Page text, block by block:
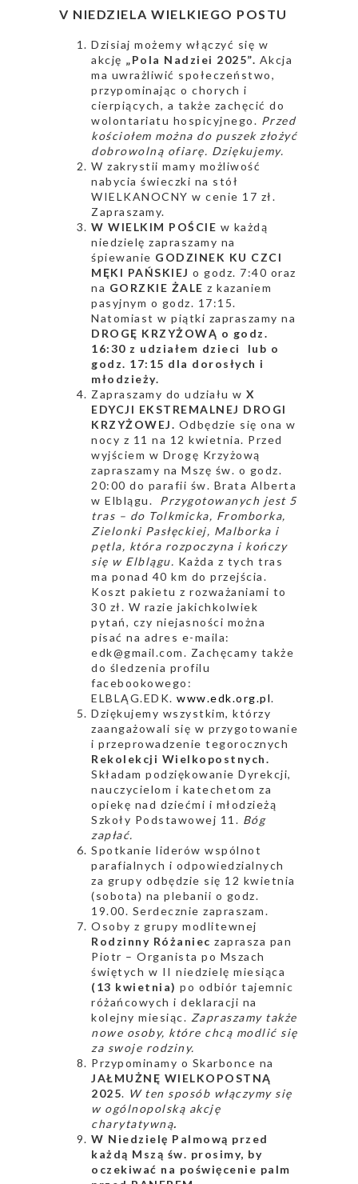
V NIEDZIELA WIELKIEGO POSTU
Dzisiaj możemy włączyć się w
akcję „Pola Nadziei 2025”. Akcja
ma uwrażliwić społeczeństwo,
przypominając o chorych i
cierpiących, a także zachęcić do
wolontariatu hospicyjnego. Przed
kościołem można do puszek złożyć
dobrowolną ofiarę. Dziękujemy.
W zakrystii mamy możliwość
nabycia świeczki na stół
WIELKANOCNY w cenie 17 zł.
Zapraszamy.
W WIELKIM POŚCIE w każdą
niedzielę zapraszamy na
śpiewanie GODZINEK KU CZCI
MĘKI PAŃSKIEJ o godz. 7:40 oraz
na GORZKIE ŻALE z kazaniem
pasyjnym o godz. 17:15.
Natomiast w piątki zapraszamy na
DROGĘ KRZYŻOWĄ o godz.
16:30 z udziałem dzieci lub o
godz. 17:15 dla dorosłych i
młodzieży.
Zapraszamy do udziału w X
EDYCJI EKSTREMALNEJ DROGI
KRZYŻOWEJ. Odbędzie się ona w
nocy z 11 na 12 kwietnia. Przed
wyjściem w Drogę Krzyżową
zapraszamy na Mszę św. o godz.
20:00 do parafii św. Brata Alberta
w Elblągu. Przygotowanych jest 5
tras – do Tolkmicka, Fromborka,
Zielonki Pasłęckiej, Malborka i
pętla, która rozpoczyna i kończy
się w Elblągu. Każda z tych tras
ma ponad 40 km do przejścia.
Koszt pakietu z rozważaniami to
30 zł. W razie jakichkolwiek
pytań, czy niejasności można
pisać na adres e-maila:
edk@gmail.com. Zachęcamy także
do śledzenia profilu
facebookowego:
ELBLĄG.EDK. www.edk.org.pl.
Dziękujemy wszystkim, którzy
zaangażowali się w przygotowanie
i przeprowadzenie tegorocznych
Rekolekcji Wielkopostnych.
Składam podziękowanie Dyrekcji,
nauczycielom i katechetom za
opiekę nad dziećmi i młodzieżą
Szkoły Podstawowej 11. Bóg
zapłać.
Spotkanie liderów wspólnot
parafialnych i odpowiedzialnych
za grupy odbędzie się 12 kwietnia
(sobota) na plebanii o godz.
19.00. Serdecznie zapraszam.
Osoby z grupy modlitewnej
Rodzinny Różaniec zaprasza pan
Piotr – Organista po Mszach
świętych w II niedzielę miesiąca
(13 kwietnia) po odbiór tajemnic
różańcowych i deklaracji na
kolejny miesiąc. Zapraszamy także
nowe osoby, które chcą modlić się
za swoje rodziny.
Przypominamy o Skarbonce na
JAŁMUŻNĘ WIELKOPOSTNĄ
2025. W ten sposób włączymy się
w ogólnopolską akcję
charytatywną.
W Niedzielę Palmową przed
każdą Mszą św. prosimy, by
oczekiwać na poświęcenie palm